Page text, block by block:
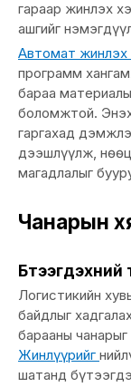
гараар жинлэх
ашгийг
Автомат жинлэх
программ
бараа
боломжтой.
гаргахад
дээшлүүлж,
магадлалыг
Чанарын
Логистикийн
байдлыг
барааны
Жинлүүрийг
шатанд